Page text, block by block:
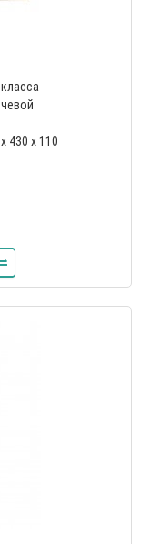
430 x 110